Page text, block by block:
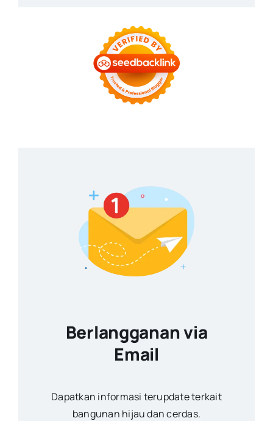
Berlangganan via
Email
Dapatkan informasi terupdate terkait
bangunan hijau dan cerdas.